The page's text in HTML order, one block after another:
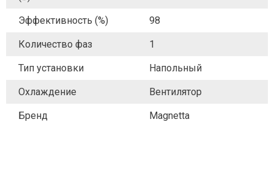
Эффективность (%) 98
Количество фаз 1
Тип установки Напольный
Охлаждение Вентилятор
Бренд Magnetta